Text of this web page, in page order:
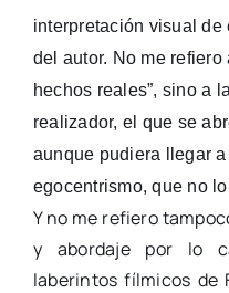
interpretación visual de
del autor. No me refiero
hechos reales”, sino a
realizador, el que se
aunque pudiera llegar
egocentrismo, que no
Y no me refiero
y abordaje por lo
laberintos fílmicos de